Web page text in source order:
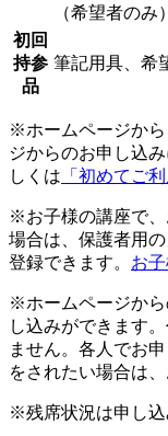
（希望者のみ）
初回
持参
品
筆記用具、希
※ホームページか
ジからのお申し込
しくは 「初めてご
※お子様の講座で
場合は、保護者用
登録できます。 お
※ホームページから
し込みができます
ません。各人でお
をされたい場合は
※残席状況は申し込